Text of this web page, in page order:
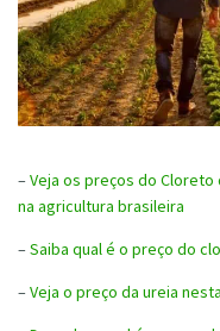
–Veja os preços do
na agricultura brasileira
–Saiba qual é o preço do
–Veja o preço da ureia